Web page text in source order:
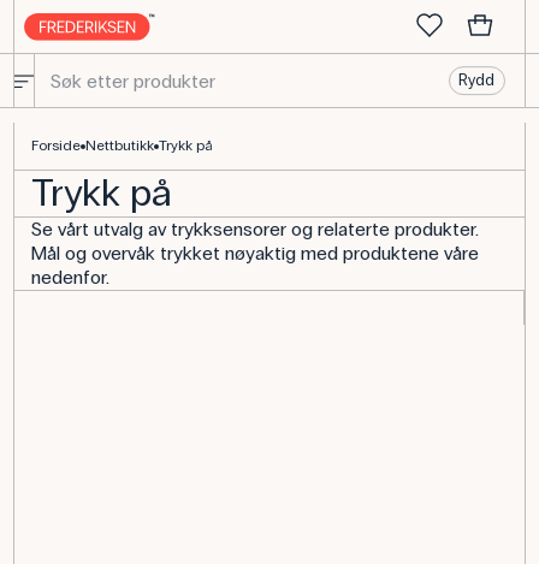
Rydd
Forside Nettbutikk Trykk på
Trykk på
Se vårt utvalg av trykksensorer og relaterte produkter.
Mål og overvåk trykket nøyaktig med produktene våre
nedenfor.